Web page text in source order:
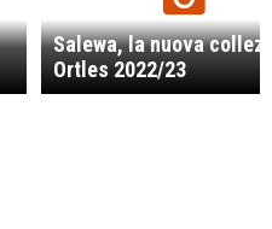
Salewa, la nuova
Ortles 2022/23